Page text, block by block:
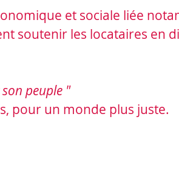
et sociale liée
soutenir les locataires en
son peuple "
pour un monde plus juste.